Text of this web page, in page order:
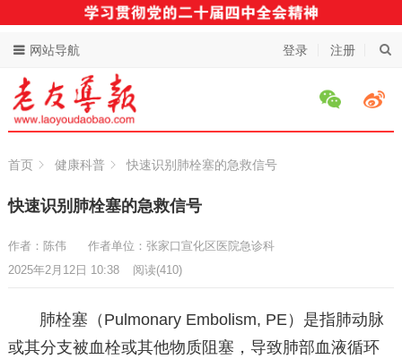
登录 注册
网站导航
首页 健康科普 快速识别肺栓塞的急救信号
快速识别肺栓塞的急救信号
作者：陈伟
作者单位：张家口宣化区医院急诊科
2025年2月12日 10:38
阅读(410)
肺栓塞（Pulmonary Embolism, PE）是指肺动脉
或其分支被血栓或其他物质阻塞，导致肺部血液循环